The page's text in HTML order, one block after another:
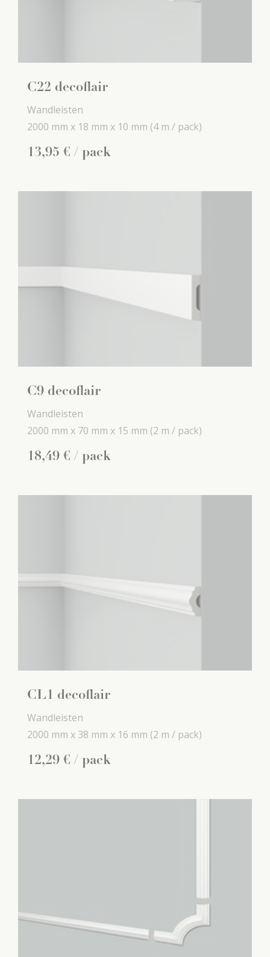
C22 decoflair
Wandleisten
2000 mm x 18 mm x 10 mm (4 m / pack)
13,95 € / pack
C9 decoflair
Wandleisten
2000 mm x 70 mm x 15 mm (2 m / pack)
18,49 € / pack
CL1 decoflair
Wandleisten
2000 mm x 38 mm x 16 mm (2 m / pack)
12,29 € / pack